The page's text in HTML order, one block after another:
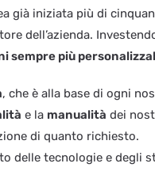
già iniziata più di
dell’azienda.
sempre più
, che è alla base di ogni
e la manualità dei
di quanto richiesto.
delle tecnologie e degli